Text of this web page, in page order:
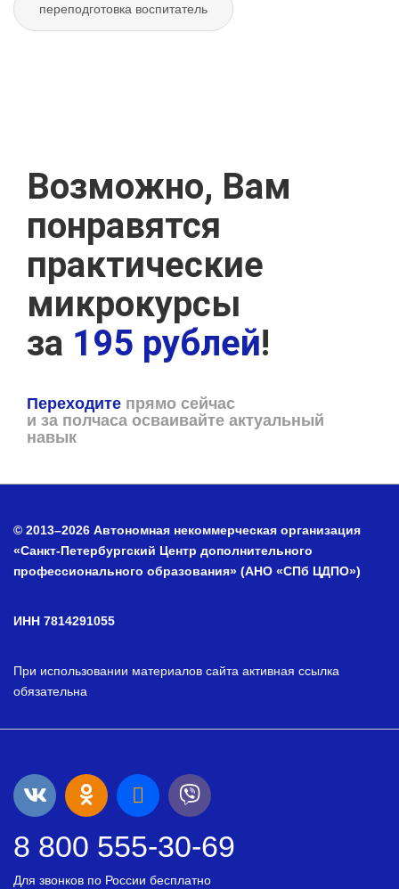
переподготовка воспитатель
Возможно, Вам
понравятся
практические
микрокурсы
за 195 рублей!
Переходите прямо сейчас
и за полчаса осваивайте актуальный
навык
© 2013–2026 Автономная некоммерческая организация
«Санкт-Петербургский Центр дополнительного
профессионального образования» (АНО «СПб ЦДПО»)
ИНН 7814291055
При использовании материалов сайта активная ссылка
обязательна
8 800 555-30-69
Для звонков по России бесплатно